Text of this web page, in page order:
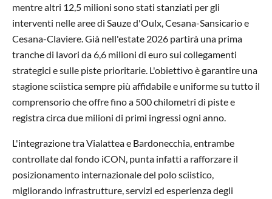
mentre altri 12,5 milioni sono stati stanziati per gli
interventi nelle aree di Sauze d'Oulx, Cesana-Sansicario e
Cesana-Claviere. Già nell'estate 2026 partirà una prima
tranche di lavori da 6,6 milioni di euro sui collegamenti
strategici e sulle piste prioritarie. L'obiettivo è garantire una
stagione sciistica sempre più affidabile e uniforme su tutto il
comprensorio che offre fino a 500 chilometri di piste e
registra circa due milioni di primi ingressi ogni anno.
L'integrazione tra Vialattea e Bardonecchia, entrambe
controllate dal fondo iCON, punta infatti a rafforzare il
posizionamento internazionale del polo sciistico,
migliorando infrastrutture, servizi ed esperienza degli